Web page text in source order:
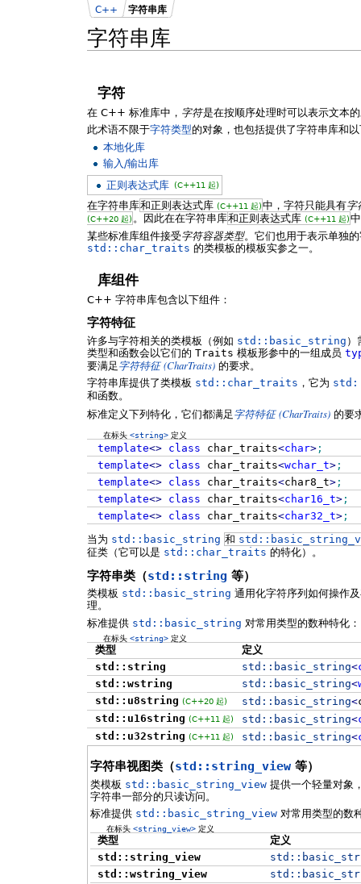
字符串库
C++ 字符串库
字符
在 C++ 标准库中， 字符是在按顺序处理时可以表示文本
此术语不限于字符类型的对象，也包括提供了字符串库和
本地化库
输入/输出库
正则表达式库 (C++11 起)
在字符串库和正则表达式库 (C++11 起)中，字符只能具有字
(C++20 起) 。因此在在字符串库和正则表达式库 (C++11 起)
某些标准库组件接受字符容器类型。它们也用于表示单独
std::char_traits 的类模板的模板实参之一。
库组件
C++ 字符串库包含以下组件：
字符特征
许多与字符相关的类模板（例如 std::basic_string ）
类型和函数会以它们的 Traits 模板形参中的一组成员
要满足 字符特征 (CharTraits) 的要求。
字符串库提供了类模板 std::char_traits ，它为
和函数。
标准定义下列特化，它们都满足 字符特征 (CharTraits) 的要
在标头<string> 定义
template<> class char_traits<char>;
template<> class char_traits<wchar_t>;
template<> class char_traits<char8_t>;
template<> class char_traits<char16_t>;
template<> class char_traits<char32_t>;
当为 std::basic_string 和
征类（它可以是 std::char_traits 的特化）。
字符串类（std::string 等）
类模板 std::basic_string 通用化字符序列如何操作
理。
标准提供 std::basic_string 对常用类型的数种特化：
在标头<string> 定义
类型
定义
std::string
std:: basic_string<
std::wstring
std:: basic_string<
std::u8string (C++20 起) std:: basic_string<
std::u16string (C++11 起) std:: basic_string<
std::u32string (C++11 起) std:: basic_string<
字符串视图类（std::string_view等）
类模板 std::basic_string_view提供一个轻量对象
字符串一部分的只读访问。
标准提供 std::basic_string_view对常用类型的数
在标头<string_view> 定义
类型
定义
std::string_view
std::
std::wstring_view
std::